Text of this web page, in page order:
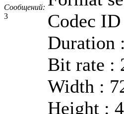
Сообщений:
3
Codec
Duration
Bit rate :
Width :
Height :